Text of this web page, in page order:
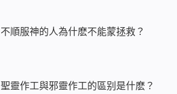
不順服神的人為什麽不能蒙拯救？
聖靈作工與邪靈作工的區别是什麽？